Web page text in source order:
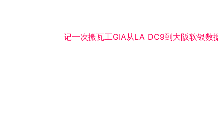
记一次搬瓦工GIA从LA DC9到大阪软银数